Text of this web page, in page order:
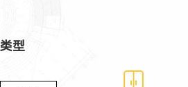
类型